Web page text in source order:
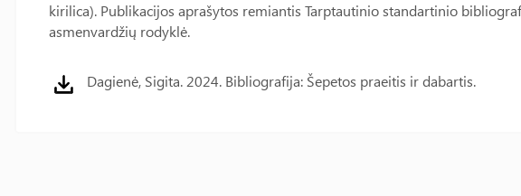
kirilica). Publikacijos aprašytos remiantis Tarptautinio standartinio
asmenvardžių rodyklė.
Dagienė, Sigita. 2024. Bibliografija: Šepetos praeitis ir dabartis.